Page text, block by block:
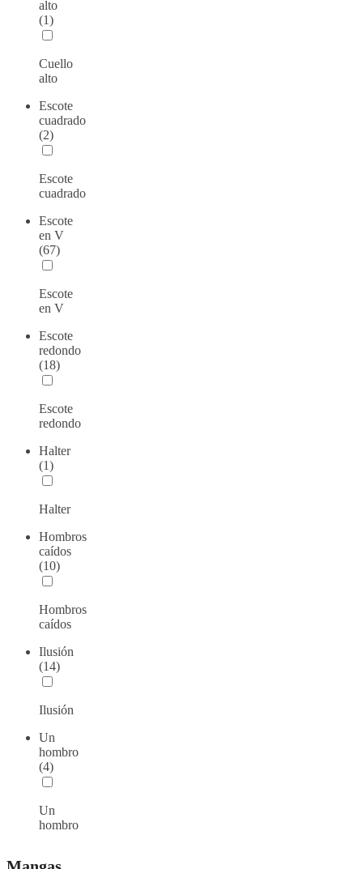
alto
(1)
Cuello
alto
Escote
cuadrado
(2)
Escote
cuadrado
Escote
en V
(67)
Escote
en V
Escote
redondo
(18)
Escote
redondo
Halter
(1)
Halter
Hombros
caídos
(10)
Hombros
caídos
Ilusión
(14)
Ilusión
Un
hombro
(4)
Un
hombro